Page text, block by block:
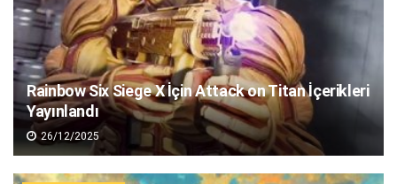
Rainbow Six Siege X İçin Attack on Titan İçerikleri
Yayınlandı
26/12/2025